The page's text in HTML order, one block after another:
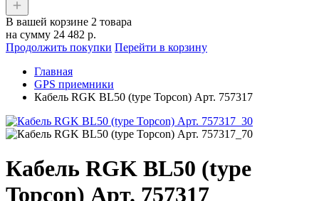
В вашей корзине 2 товара
на сумму 24 482 р.
Продолжить покупки Перейти в корзину
Главная
GPS приемники
Кабель RGK BL50 (type Topcon) Арт. 757317
Кабель RGK BL50 (type
Topcon) Арт. 757317